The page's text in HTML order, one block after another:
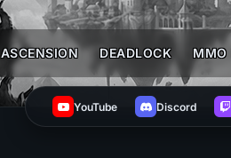
ASCENSION DEADLOCK MMO
YouTube Discord